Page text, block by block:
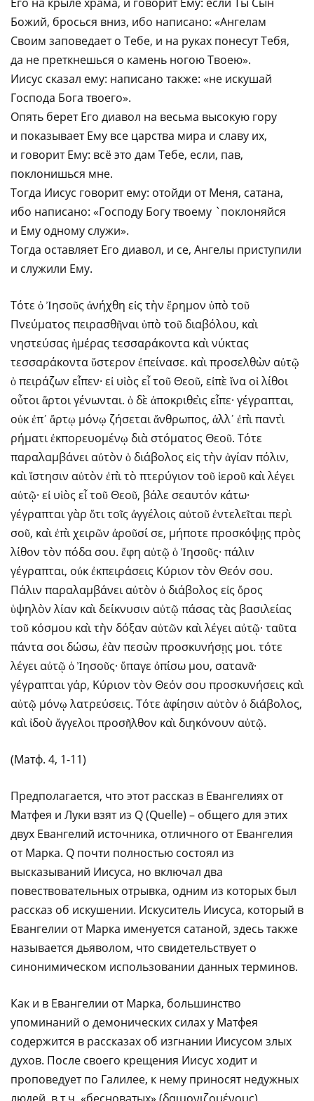
Божий, бросься вниз, ибо написано: «Ангелам
Своим заповедает о Тебе, и на руках понесут Тебя,
да не преткнешься о камень ногою Твоею».
Иисус сказал ему: написано также: «не искушай
Господа Бога твоего».
Опять берет Его диавол на весьма высокую гору
и показывает Ему все царства мира и славу их,
и говорит Ему: всё это дам Тебе, если, пав,
поклонишься мне.
Тогда Иисус говорит ему: отойди от Меня, сатана,
ибо написано: «Господу Богу твоему `поклоняйся
и Ему одному служи».
Тогда оставляет Его диавол, и се, Ангелы приступили
и служили Ему.
Τότε ὁ Ἰησοῦς ἀνήχθη εἰς τὴν ἔρημον ὑπὸ τοῦ
Πνεύματος πειρασθῆναι ὑπὸ τοῦ διαβόλου, καὶ
νηστεύσας ἡμέρας τεσσαράκοντα καὶ νύκτας
τεσσαράκοντα ὕστερον ἐπείνασε. καὶ προσελθὼν αὐτῷ
ὁ πειράζων εἶπεν· εἰ υἱὸς εἶ τοῦ Θεοῦ, εἰπὲ ἵνα οἱ λίθοι
οὗτοι ἄρτοι γένωνται. ὁ δὲ ἀποκριθεὶς εἶπε· γέγραπται,
οὐκ ἐπ᾿ ἄρτῳ μόνῳ ζήσεται ἄνθρωπος, ἀλλ᾿ ἐπὶ παντὶ
ρήματι ἐκπορευομένῳ διὰ στόματος Θεοῦ. Τότε
παραλαμβάνει αὐτὸν ὁ διάβολος εἰς τὴν ἁγίαν πόλιν,
καὶ ἵστησιν αὐτὸν ἐπὶ τὸ πτερύγιον τοῦ ἱεροῦ καὶ λέγει
αὐτῷ· εἰ υἱὸς εἶ τοῦ Θεοῦ, βάλε σεαυτόν κάτω·
γέγραπται γὰρ ὅτι τοῖς ἀγγέλοις αὐτοῦ ἐντελεῖται περὶ
σοῦ, καὶ ἐπὶ χειρῶν ἀροῦσί σε, μήποτε προσκόψῃς πρὸς
λίθον τὸν πόδα σου. ἔφη αὐτῷ ὁ Ἰησοῦς· πάλιν
γέγραπται, οὐκ ἐκπειράσεις Κύριον τὸν Θεόν σου.
Πάλιν παραλαμβάνει αὐτὸν ὁ διάβολος εἰς ὄρος
ὑψηλὸν λίαν καὶ δείκνυσιν αὐτῷ πάσας τὰς βασιλείας
τοῦ κόσμου καὶ τὴν δόξαν αὐτῶν καὶ λέγει αὐτῷ· ταῦτα
πάντα σοι δώσω, ἐὰν πεσὼν προσκυνήσῃς μοι. τότε
λέγει αὐτῷ ὁ Ἰησοῦς· ὕπαγε ὀπίσω μου, σατανᾶ·
γέγραπται γάρ, Κύριον τὸν Θεόν σου προσκυνήσεις καὶ
αὐτῷ μόνῳ λατρεύσεις. Τότε ἀφίησιν αὐτὸν ὁ διάβολος,
καὶ ἰδοὺ ἄγγελοι προσῆλθον καὶ διηκόνουν αὐτῷ.
(Матф. 4, 1-11)
Предполагается, что этот рассказ в Евангелиях от
Матфея и Луки взят из Q (Quelle) – общего для этих
двух Евангелий источника, отличного от Евангелия
от Марка. Q почти полностью состоял из
высказываний Иисуса, но включал два
повествовательных отрывка, одним из которых был
рассказ об искушении. Искуситель Иисуса, который в
Евангелии от Марка именуется сатаной, здесь также
называется дьяволом, что свидетельствует о
синонимическом использовании данных терминов.
Как и в Евангелии от Марка, большинство
упоминаний о демонических силах у Матфея
содержится в рассказах об изгнании Иисусом злых
духов. После своего крещения Иисус ходит и
проповедует по Галилее, к нему приносят недужных